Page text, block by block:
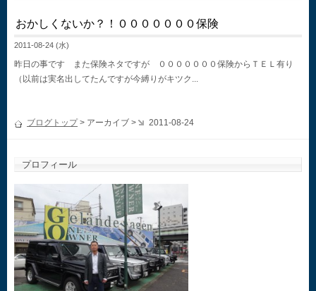
おかしくないか？！０００００００保険
2011-08-24 (水)
昨日の事です また保険ネタですが ０００００００保険からＴＥＬ有り
（以前は実名出してたんですが今縛りがキツク...
ブログトップ> アーカイブ > 2011-08-24
プロフィール